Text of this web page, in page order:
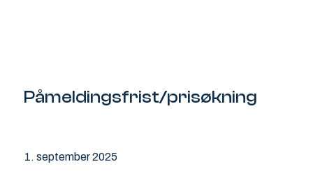
Påmeldingsfrist/prisøkning
1. september 2025